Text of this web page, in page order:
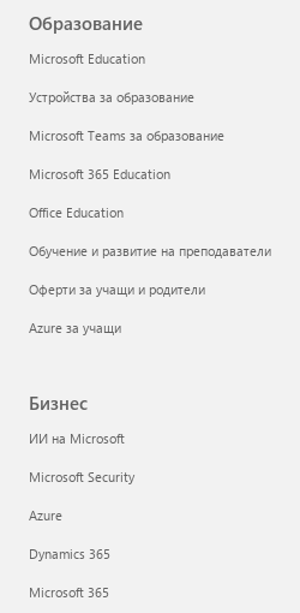
Образование
Microsoft Education
Устройства за образование
Microsoft Teams за образование
Microsoft 365 Education
Office Education
Обучение и развитие на преподаватели
Оферти за учащи и родители
Azure за учащи
Бизнес
ИИ на Microsoft
Microsoft Security
Azure
Dynamics 365
Microsoft 365